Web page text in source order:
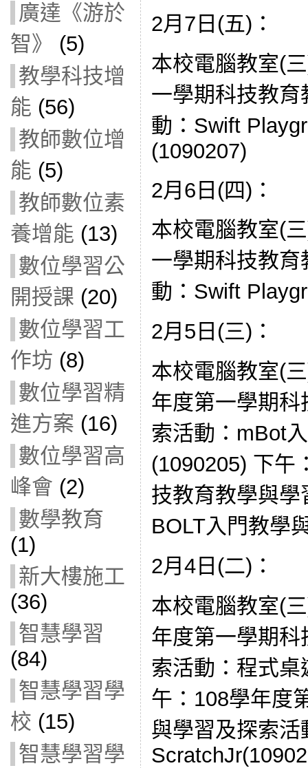
廣達《游於
智》
(5)
教學科技增
能 (56)
教師數位增
能 (5)
教師數位素
養增能 (13)
數位學習公
開授課 (20)
數位學習工
作坊 (8)
數位學習精
進方案 (16)
數位學習高
峰會 (2)
數學教育
(1)
新大樓施工
(36)
智慧學習
(84)
智慧學習學
校 (15)
智慧學習學
2月7日(五)：
本校電腦教室(
一學期科技教
動：Swift
(1090207)
2月6日(四)：
本校電腦教室(
一學期科技教
動：Swift
2月5日(三)：
本校電腦教室(
年度第一學期
索活動：mBot
(1090205) 下午
技教育教學與
BOLT入門教學
2月4日(二)：
本校電腦教室(
年度第一學期
索活動：程式
午：108學年度
與學習及探索活